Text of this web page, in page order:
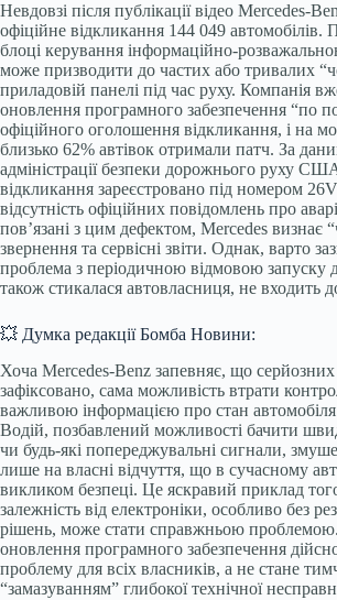
Невдовзі після публікації відео Mercedes-
офіційне відкликання 144 049
блоці керування інформаційно-
може призводити до частих або тривалих
приладовій панелі під час руху. Компанія
оновлення програмного забезпечення “по
офіційного оголошення відкликання, і на
близько 62% автівок отримали патч. За
адміністрації безпеки дорожнього руху
відкликання зареєстровано під номером
відсутність офіційних повідомлень про
пов’язані з цим дефектом, Mercedes визнає
звернення та сервісні звіти. Однак, варто
проблема з періодичною відмовою запуску
також стикалася автовласниця, не входить
💥 Думка редакції Бомба Новини:
Хоча Mercedes-Benz запевняє, що серйозних
зафіксовано, сама можливість втрати
важливою інформацією про стан
Водій, позбавлений можливості бачити
чи будь-які попереджувальні сигнали,
лише на власні відчуття, що в сучасному
викликом безпеці. Це яскравий приклад
залежність від електроніки, особливо без
рішень, може стати справжньою
оновлення програмного забезпечення
проблему для всіх власників, а не стане
“замазуванням” глибокої технічної